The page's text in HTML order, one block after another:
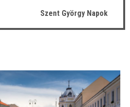
Szent György Napok